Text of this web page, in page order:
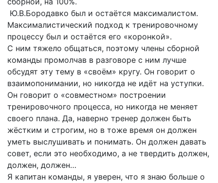
Ю.В.Бородавко был и остаётся максималистом.
Максималистический подход к тренировочному
процессу был и остаётся его «коронкой».
С ним тяжело общаться, поэтому члены сборной
команды промолчав в разговоре с ним лучше
обсудят эту тему в «своём» кругу. Он говорит о
взаимопонимании, но никогда не идёт на уступки.
Он говорит о «совместном» построении
тренировочного процесса, но никогда не меняет
своего плана. Да, наверно тренер должен быть
жёстким и строгим, но в тоже время он должен
уметь выслушивать и понимать. Он должен давать
совет, если это необходимо, а не твердить должен,
должен, должен…
Я капитан команды, я уверен, что я знаю больше о